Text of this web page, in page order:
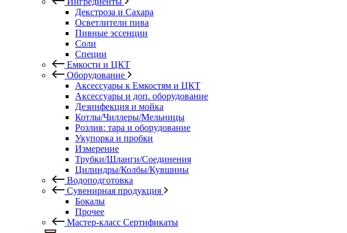
Декстроза и Сахара
Осветлители пива
Пивные эссенции
Соли
Специи
Емкости и ЦКТ
Оборудование
Аксессуары к Емкостям и ЦКТ
Аксессуары и доп. оборудование
Дезинфекция и мойка
Котлы/Чиллеры/Мельницы
Розлив: тара и оборудование
Укупорка и пробки
Измерение
Трубки/Шланги/Соединения
Цилиндры/Колбы/Кувшины
Водоподготовка
Сувенирная продукция
Бокалы
Прочее
Мастер-класс Сертификаты